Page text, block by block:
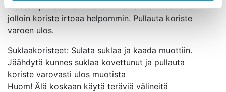
massan pintaan tai muottiin hieman tomusokeria
jolloin koriste irtoaa helpommin. Pullauta koriste
varoen ulos.
Suklaakoristeet: Sulata suklaa ja kaada muottiin.
Jäähdytä kunnes suklaa kovettunut ja pullauta
koriste varovasti ulos muotista
Huom! Älä koskaan käytä teräviä välineitä